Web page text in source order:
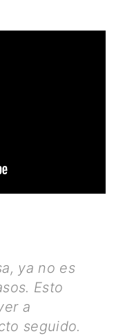
ya no es
Esto
a
seguido.